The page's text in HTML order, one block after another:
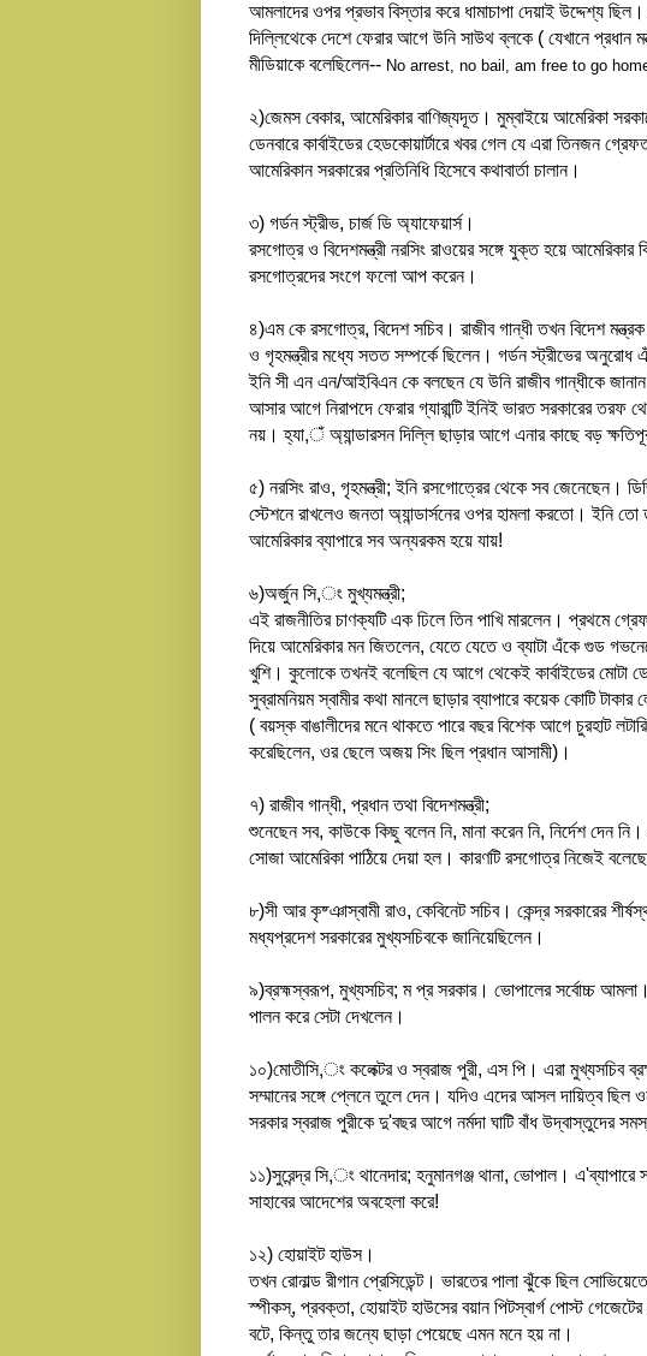
আমলাদের ওপর প্রভাব বিস্তার করে ধামাচাপা দেয়াই উদ্দেশ্য
দিল্লিথেকে দেশে ফেরার আগে উনি সাউথ ব্লকে ( যেখানে প্রধান
মীডিয়াকে বলেছিলেন-- No arrest, no bail, am free to go
২)জেমস বেকার, আমেরিকার বাণিজ্যদূত। মুম্বাইয়ে আমেরিকা
ডেনবারে কার্বাইডের হেডকোয়ার্টারে খবর গেল যে এরা তিনজন
আমেরিকান সরকারের প্রতিনিধি হিসেবে কথাবার্তা চালান।
৩) গর্ডন স্ট্রীভ, চার্জ ডি অ্যাফেয়ার্স।
রসগোত্র ও বিদেশমন্ত্রী নরসিং রাওয়ের সঙ্গে যুক্ত হয়ে আমেরিকার
রসগোত্রদের সংগে ফলো আপ করেন।
৪)এম কে রসগোত্র, বিদেশ সচিব। রাজীব গান্ধী তখন বিদেশ
ও গৃহমন্ত্রীর মধ্যে সতত সম্পর্কে ছিলেন। গর্ডন স্ট্রীভের
ইনি সী এন এন/আইবিএন কে বলছেন যে উনি রাজীব গান্ধীকে
আসার আগে নিরাপদে ফেরার গ্যারান্টি ইনিই ভারত সরকারের তরফ
নয়। হ্যা,ঁ অ্যান্ডারসন দিল্লি ছাড়ার আগে এনার কাছে বড়
৫) নরসিং রাও, গৃহমন্ত্রী; ইনি রসগোত্রের থেকে সব জেনেছেন।
স্টেশনে রাখলেও জনতা অ্যান্ডার্সনের ওপর হামলা করতো। ইনি তো
আমেরিকার ব্যাপারে সব অন্যরকম হয়ে যায়!
৬)অর্জুন সি,ং মুখ্যমন্ত্রী;
এই রাজনীতির চাণক্যটি এক ঢিলে তিন পাখি মারলেন। প্রথমে
দিয়ে আমেরিকার মন জিতলেন, যেতে যেতে ও ব্যাটা এঁকে গুড
খুশি। কুলোকে তখনই বলেছিল যে আগে থেকেই কার্বাইডের মোটা
সুব্রামনিয়ম স্বামীর কথা মানলে ছাড়ার ব্যাপারে কয়েক কোটি টাকার
( বয়স্ক বাঙালীদের মনে থাকতে পারে বছর বিশেক আগে চুরহাট
করেছিলেন, ওর ছেলে অজয় সিং ছিল প্রধান আসামী)।
৭) রাজীব গান্ধী, প্রধান তথা বিদেশমন্ত্রী;
শুনেছেন সব, কাউকে কিছু বলেন নি, মানা করেন নি, নির্দেশ দেন
সোজা আমেরিকা পাঠিয়ে দেয়া হল। কারণটি রসগোত্র নিজেই
৮)সী আর কৃষ্ঞাস্বামী রাও, কেবিনেট সচিব। কেন্দ্র সরকারের
মধ্যপ্রদেশ সরকারের মুখ্যসচিবকে জানিয়েছিলেন।
৯)ব্রহ্মস্বরূপ, মুখ্যসচিব; ম প্র সরকার। ভোপালের সর্বোচ্চ
পালন করে সেটা দেখলেন।
১০)মোতীসি,ং কলেক্টর ও স্বরাজ পুরী, এস পি। এরা মুখ্যসচিব
সম্মানের সঙ্গে প্লেনে তুলে দেন। যদিও এদের আসল দায়িত্ব ছিল
সরকার স্বরাজ পুরীকে দু'বছর আগে নর্মদা ঘাটি বাঁধ উদ্বাস্তুদের
১১)সুরেন্দ্র সি,ং থানেদার; হনুমানগঞ্জ থানা, ভোপাল।
সাহাবের আদেশের অবহেলা করে!
১২) হোয়াইট হাউস।
তখন রোনাল্ড রীগান প্রেসিডেন্ট। ভারতের পালা ঝুঁকে ছিল
স্পীকস্, প্রবক্তা, হোয়াইট হাউসের বয়ান পিটস্বার্গ পোস্ট
বটে, কিন্তু তার জন্যে ছাড়া পেয়েছে এমন মনে হয় না।